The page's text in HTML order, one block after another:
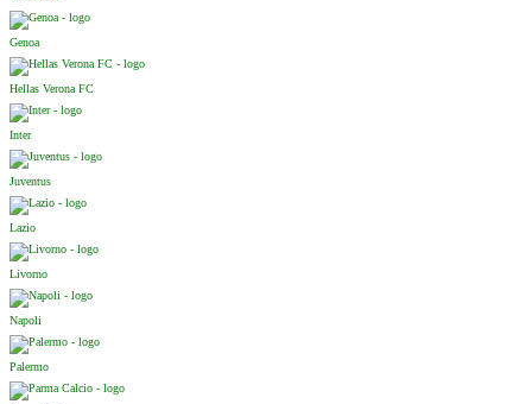
Genoa
Hellas Verona FC
Inter
Juventus
Lazio
Livorno
Napoli
Palermo